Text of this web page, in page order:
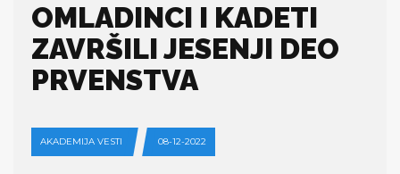
OMLADINCI I KADETI
ZAVRŠILI JESENJI DEO
PRVENSTVA
AKADEMIJA VESTI 08-12-2022